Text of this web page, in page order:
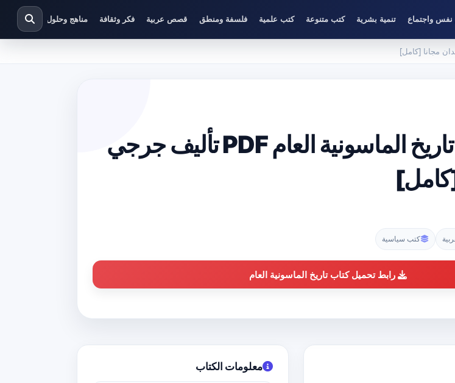
نفس واجتماع تنمية بشرية كتب متنوعة كتب علمية فلسفة ومنطق قصص عربية فكر وثقافة مناهج وحلول دراسية
تحميل كتاب تاريخ الماسونية العام PDF تأليف جرجي
كتب سياسية
رابط تحميل كتاب تاريخ الماسونية العام
معلومات الكتاب